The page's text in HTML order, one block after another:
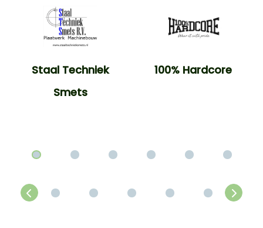
Staal Techniek
Smets
100% Hardcore